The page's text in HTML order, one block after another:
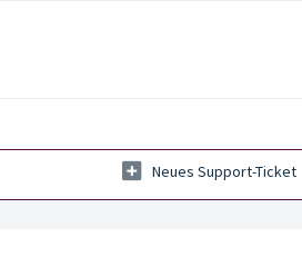
Neues Support-Ticket